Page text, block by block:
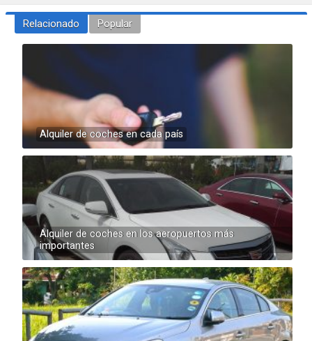
Relacionado Popular
Alquiler de coches en cada país
Alquiler de coches en los aeropuertos más
importantes